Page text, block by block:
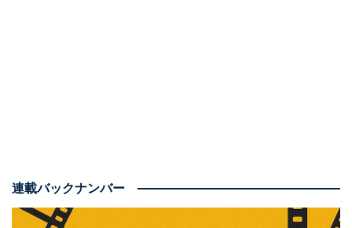
連載バックナンバー